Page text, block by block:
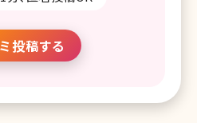
投稿する